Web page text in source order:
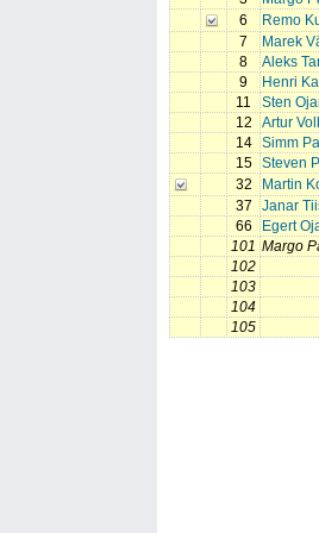
6
Remo
7
Marek
8
Aleks
9
Henri
11
Sten
12
Artur
14
Simm
15
Steven
32
Martin
37
Janar
66
Egert
101 Margo
102
103
104
105